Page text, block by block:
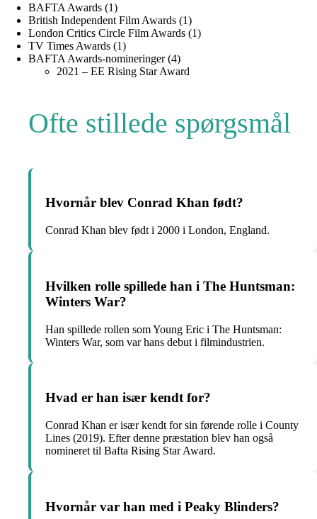
BAFTA Awards (1)
British Independent Film Awards (1)
London Critics Circle Film Awards (1)
TV Times Awards (1)
BAFTA Awards-nomineringer (4)
2021 – EE Rising Star Award
Ofte stillede spørgsmål
Hvornår blev Conrad Khan født?
Conrad Khan blev født i 2000 i London, England.
Hvilken rolle spillede han i The Huntsman:
Winters War?
Han spillede rollen som Young Eric i The Huntsman:
Winters War, som var hans debut i filmindustrien.
Hvad er han især kendt for?
Conrad Khan er især kendt for sin førende rolle i County
Lines (2019). Efter denne præstation blev han også
nomineret til Bafta Rising Star Award.
Hvornår var han med i Peaky Blinders?